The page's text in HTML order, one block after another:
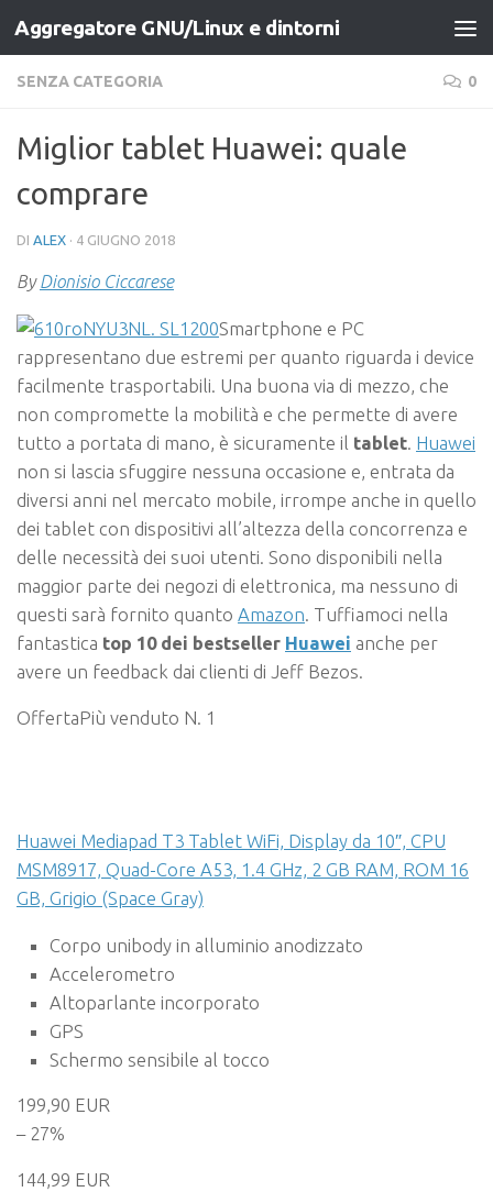
Salta al contenuto
Aggregatore GNU/Linux e dintorni
SENZA CATEGORIA 0
Miglior tablet Huawei: quale
comprare
DI ALEX · 4 GIUGNO 2018
ByDionisio Ciccarese
Smartphone e PC
rappresentano due estremi per quanto riguarda i device
facilmente trasportabili. Una buona via di mezzo, che
non compromette la mobilità e che permette di avere
tutto a portata di mano, è sicuramente il tablet Huawei
non si lascia sfuggire nessuna occasione e, entrata da
diversi anni nel mercato mobile, irrompe anche in quello
dei tablet con dispositivi all’altezza della concorrenza e
delle necessità dei suoi utenti. Sono disponibili nella
maggior parte dei negozi di elettronica, ma nessuno di
questi sarà fornito quanto Amazon . Tuffiamoci nella
fantastica top 10 dei bestseller Huawei anche per
avere un feedback dai clienti di Jeff Bezos.
OffertaPiù venduto N. 1
Huawei Mediapad T3 Tablet WiFi, Display da 10″, CPU
MSM8917, Quad-Core A53, 1.4 GHz, 2 GB RAM, ROM 16
GB, Grigio (Space Gray)
Corpo unibody in alluminio anodizzato
Accelerometro
Altoparlante incorporato
GPS
Schermo sensibile al tocco
199,90 EUR
– 27%
144,99 EUR